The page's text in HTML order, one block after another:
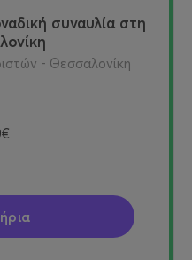
συναυλία στη
- Θεσσαλονίκη